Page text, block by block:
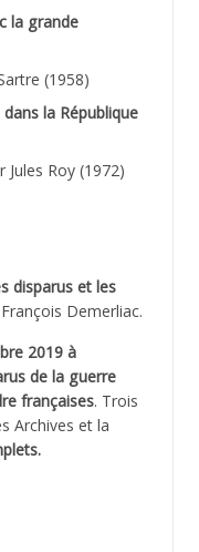
la grande
(1958)
la République
Jules Roy (1972)
disparus et les
Demerliac.
2019 à
de la guerre
françaises. Trois
Archives et la
.